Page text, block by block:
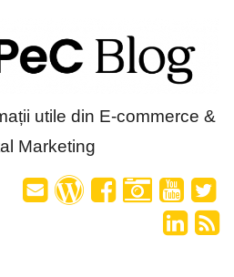
utile din E-commerce &
Marketing